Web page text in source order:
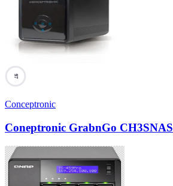
97
Conceptronic
Coneptronic GrabnGo CH3SNAS